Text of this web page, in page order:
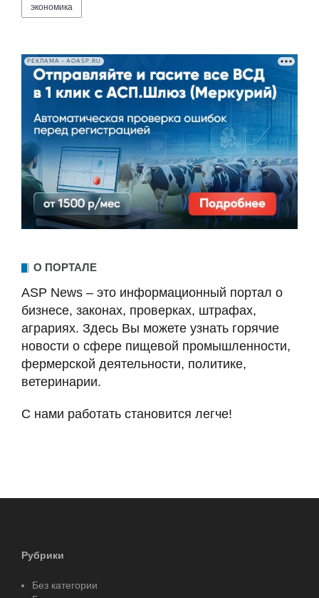
экономика
РЕКЛАМА • AOASP.RU
О ПОРТАЛЕ
ASP News – это информационный портал о
бизнесе, законах, проверках, штрафах,
аграриях. Здесь Вы можете узнать горячие
новости о сфере пищевой промышленности,
фермерской деятельности, политике,
ветеринарии.
С нами работать становится легче!
Рубрики
Без категории